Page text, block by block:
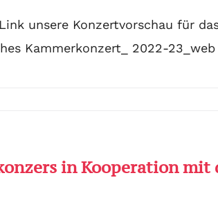
unsere Konzertvorschau für
Kammerkonzert_ 2022-23_web
in Kooperation mit